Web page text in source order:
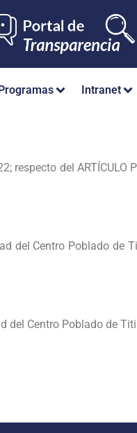
Intranet
del ARTÍCULO
del Centro Poblado de
del Centro Poblado de